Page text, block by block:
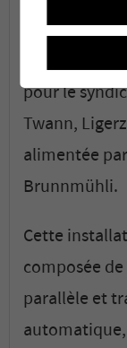
Située au
Ligerz,
pour le
Twann,
alimentée
Brunnmühli.
Cette
composée
parallèle et